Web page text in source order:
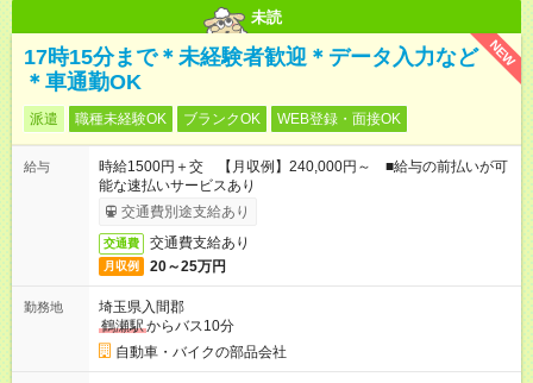
未読
NEW
17時15分まで＊未経験者歓迎＊データ入力など
＊車通勤OK
派遣 職種未経験OK ブランクOK WEB登録・面接OK
給与
時給1500円＋交 【月収例】240,000円～ ■給与の前払いが可
能な速払いサービスあり
交通費別途支給あり
交通費 交通費支給あり
月収例 20～25万円
勤務地
埼玉県入間郡
鶴瀬駅からバス10分
自動車・バイクの部品会社